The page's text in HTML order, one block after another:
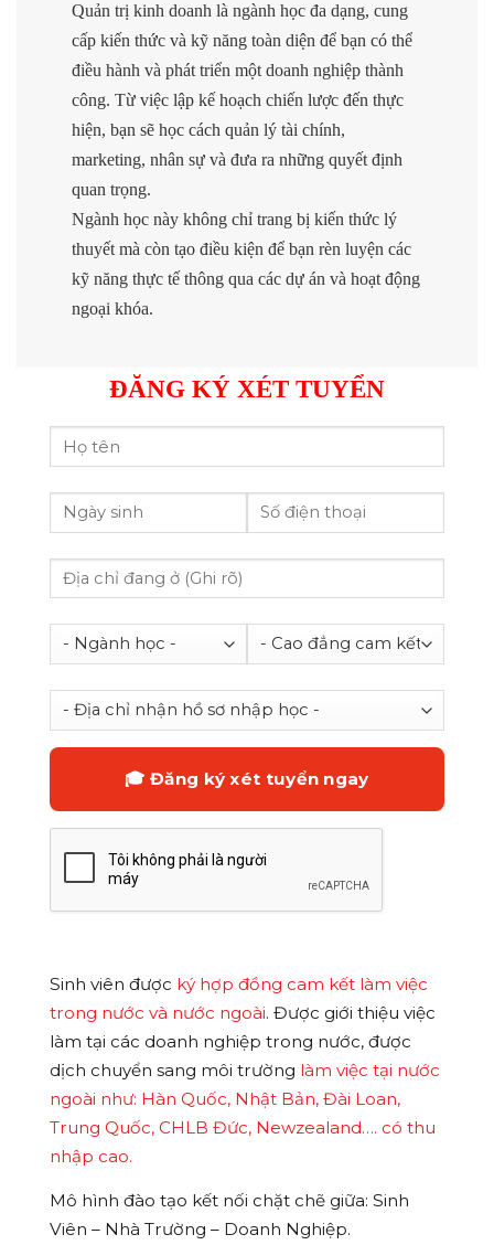
Quản trị kinh doanh là ngành học đa dạng, cung
cấp kiến thức và kỹ năng toàn diện để bạn có thể
điều hành và phát triển một doanh nghiệp thành
công. Từ việc lập kế hoạch chiến lược đến thực
hiện, bạn sẽ học cách quản lý tài chính,
marketing, nhân sự và đưa ra những quyết định
quan trọng.
Ngành học này không chỉ trang bị kiến thức lý
thuyết mà còn tạo điều kiện để bạn rèn luyện các
kỹ năng thực tế thông qua các dự án và hoạt động
ngoại khóa.
ĐĂNG KÝ XÉT TUYỂN
Sinh viên được ký hợp đồng cam kết làm việc
trong nước và nước ngoài. Được giới thiệu việc
làm tại các doanh nghiệp trong nước, được
dịch chuyển sang môi trường làm việc tại nước
ngoài như: Hàn Quốc, Nhật Bản, Đài Loan,
Trung Quốc, CHLB Đức, Newzealand…. có thu
nhập cao.
Mô hình đào tạo kết nối chặt chẽ giữa: Sinh
Viên – Nhà Trường – Doanh Nghiệp.